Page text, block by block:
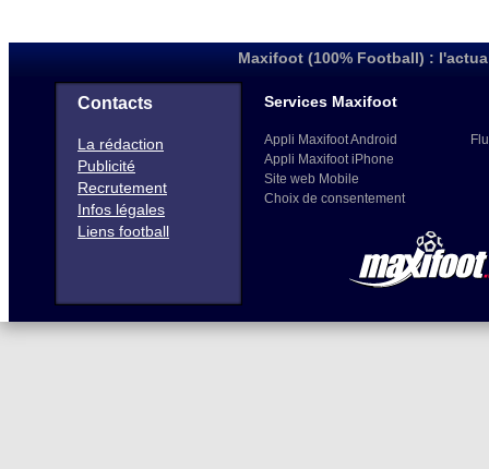
Maxifoot (100% Football) :
Contacts
La rédaction
Publicité
Recrutement
Infos légales
Liens football
Services Maxifoot
Appli Maxifoot Android
Appli Maxifoot iPhone
Site web Mobile
Choix de consentement